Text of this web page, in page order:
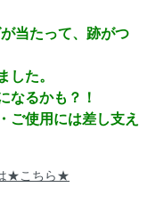
当たって、跡がつ
た。
なるかも？！
ご使用には差し支え
★こちら★